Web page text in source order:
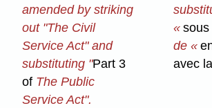
amended by striking
out "The Civil
Service Act" and
substituting "Part 3
of The Public
Service Act".
«
de «
avec